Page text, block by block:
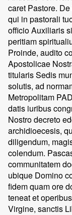
caret Pastore.
qui in pastorali
officio Auxiliaris
peritiam
Proinde, audito
Apostolicae
titularis Sedis
solutis, ad
Metropolitam
datis iuribus
Nostro decreto
archidioecesis,
diligendum,
colendum.
communitatem
ubique Domino
fidem quam ore
teneat et
Virgine, sanctis